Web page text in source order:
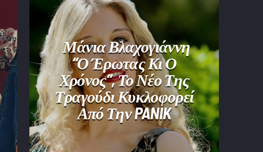
Μάνια Βλαχογιάννη
“Ο Έρωτας Κι Ο
Χρόνος”, Το Νέο Της
Τραγούδι Κυκλοφορεί
Από Την PANIK